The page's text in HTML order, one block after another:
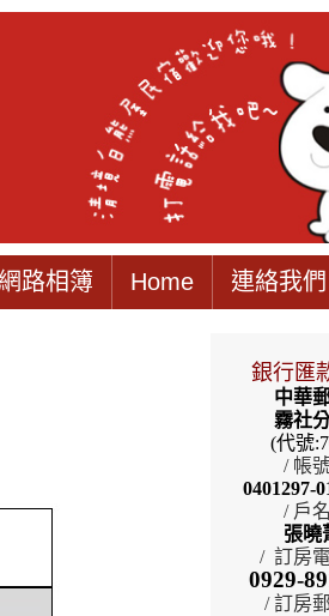
路相簿 Home 連絡我們
銀行匯
中華
霧社
(代號
/ 帳
0401297-
/ 戶
張曉
/ 訂房
0929-
/ 訂房